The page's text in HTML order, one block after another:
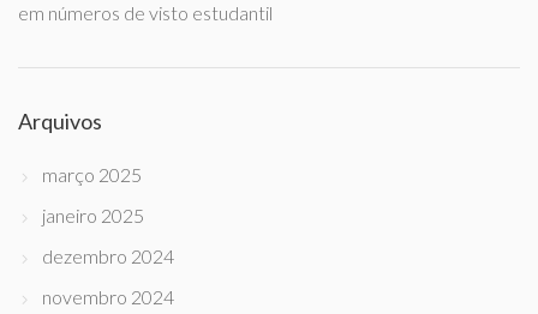
em números de visto estudantil
Arquivos
março 2025
janeiro 2025
dezembro 2024
novembro 2024